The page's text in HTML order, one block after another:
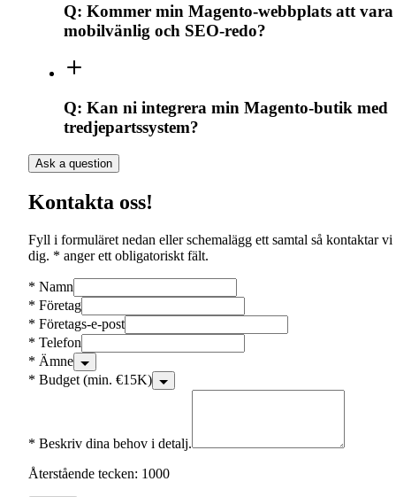
Q: Kommer min Magento-webbplats att vara
mobilvänlig och SEO-redo?
Q: Kan ni integrera min Magento-butik med
tredjepartssystem?
Ask a question
Kontakta oss!
Fyll i formuläret nedan eller schemalägg ett samtal så kontaktar vi
dig. * anger ett obligatoriskt fält.
* Namn
* Företag
* Företags-e-post
* Telefon
* Ämne
* Budget (min. €15K)
* Beskriv dina behov i detalj.
Återstående tecken: 1000